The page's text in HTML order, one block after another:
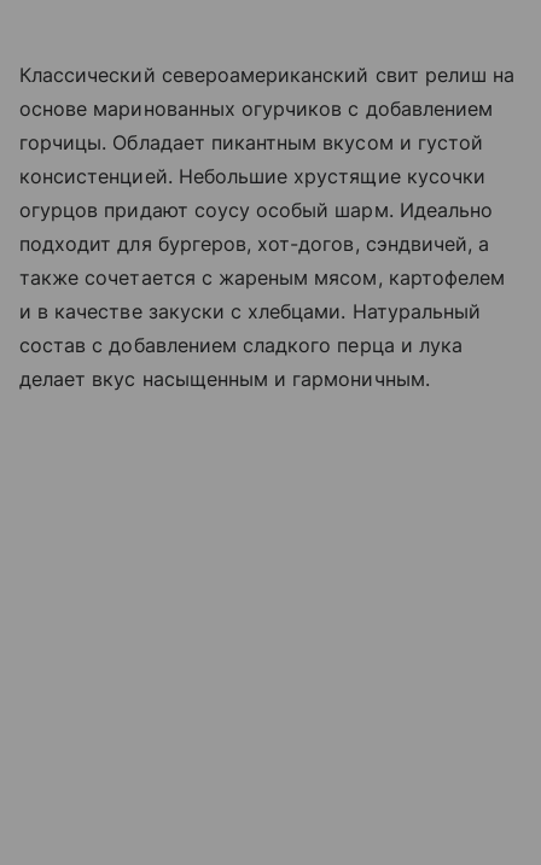
Классический североамериканский свит релиш на
основе маринованных огурчиков с добавлением
горчицы. Обладает пикантным вкусом и густой
консистенцией. Небольшие хрустящие кусочки
огурцов придают соусу особый шарм. Идеально
подходит для бургеров, хот-догов, сэндвичей, а
также сочетается с жареным мясом, картофелем
и в качестве закуски с хлебцами. Натуральный
состав с добавлением сладкого перца и лука
делает вкус насыщенным и гармоничным.